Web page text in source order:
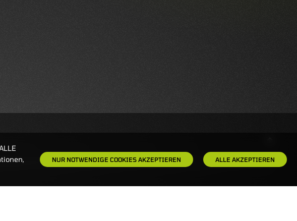
NUR NOTWENDIGE COOKIES AKZEPTIEREN ALLE AKZEPTIEREN